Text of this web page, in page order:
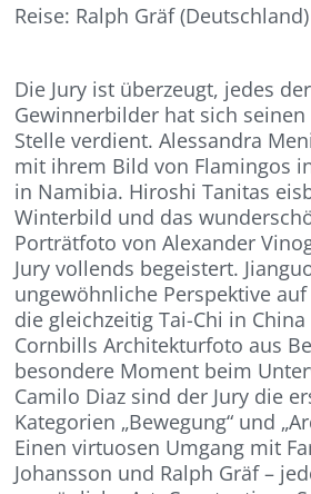
Reise: Ralph Gräf (Deutschland)
Die Jury ist überzeugt, jedes
Gewinnerbilder hat sich seinen
Stelle verdient. Alessandra
mit ihrem Bild von Flamingos
in Namibia. Hiroshi Tanitas
Winterbild und das
Porträtfoto von Alexander
Jury vollends begeistert.
ungewöhnliche Perspektive
die gleichzeitig Tai-Chi in
Cornbills Architekturfoto aus
besondere Moment beim
Camilo Diaz sind der Jury die
Kategorien „Bewegung“ und
Einen virtuosen Umgang mit
Johansson und Ralph Gräf –